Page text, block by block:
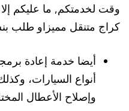
وقت لخدمتكم, ما عليكم إلا
كراج متنقل مميزاو طلب
أيضا خدمة إعادة
أنواع السيارات،
وإصلاح الأعطال